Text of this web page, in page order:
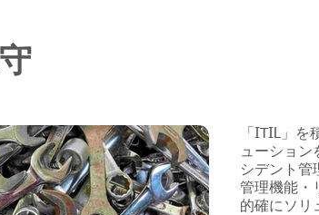
「ITIL」を
ューション
シデント管
管理機能・
的確にソリ